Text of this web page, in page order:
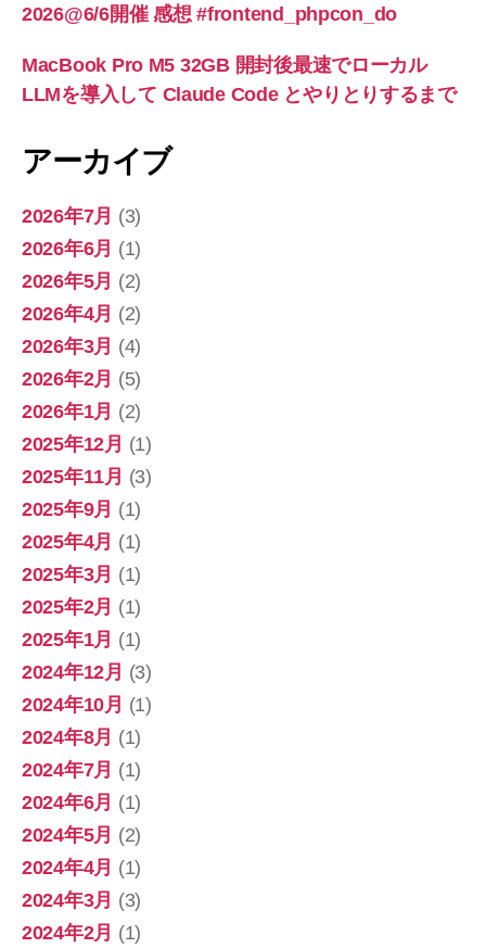
2026@6/6開催 感想 #frontend_phpcon_do
MacBook Pro M5 32GB 開封後最速でローカル
LLMを導入して Claude Code とやりとりするまで
アーカイブ
2026年7月 (3)
2026年6月 (1)
2026年5月 (2)
2026年4月 (2)
2026年3月 (4)
2026年2月 (5)
2026年1月 (2)
2025年12月 (1)
2025年11月 (3)
2025年9月 (1)
2025年4月 (1)
2025年3月 (1)
2025年2月 (1)
2025年1月 (1)
2024年12月 (3)
2024年10月 (1)
2024年8月 (1)
2024年7月 (1)
2024年6月 (1)
2024年5月 (2)
2024年4月 (1)
2024年3月 (3)
2024年2月 (1)